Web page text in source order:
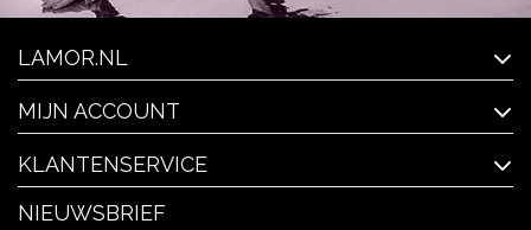
LAMOR.NL
MIJN ACCOUNT
KLANTENSERVICE
NIEUWSBRIEF